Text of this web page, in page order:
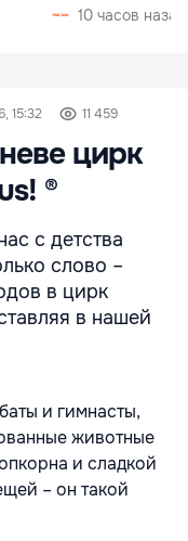
10 часов назад
15:32 11 459
цирк
®
с детства
слово –
в цирк
в нашей
и гимнасты,
животные
и сладкой
– он такой